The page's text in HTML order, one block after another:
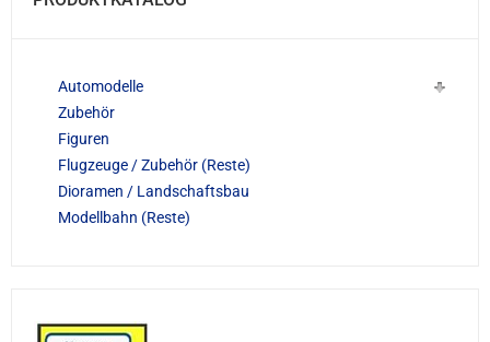
Automodelle
Zubehör
Figuren
Flugzeuge / Zubehör (Reste)
Dioramen / Landschaftsbau
Modellbahn (Reste)